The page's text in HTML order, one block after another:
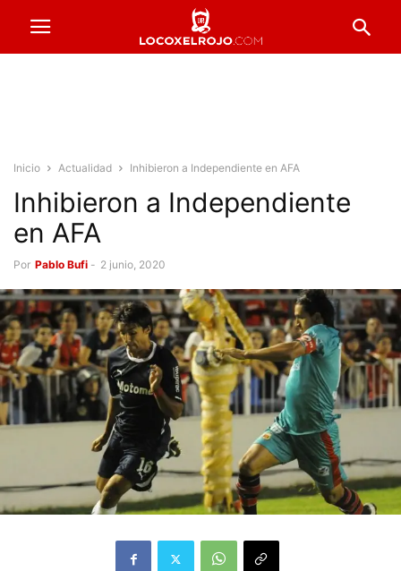
Inicio Actualidad Inhibieron a Independiente en AFA
Inhibieron a Independiente
en AFA
Por Pablo Bufi - 2 junio, 2020